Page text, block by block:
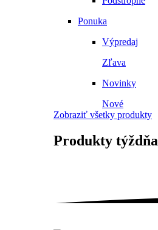
Ponuka
Výpredaj
Zľava
Novinky
Nové
Zobraziť všetky produkty
Produkty týždňa